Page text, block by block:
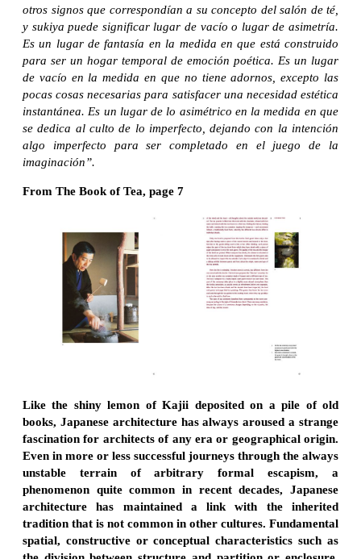
otros signos que correspondían a su concepto del salón de té,
y sukiya puede significar lugar de vacío o lugar de asimetría.
Es un lugar de fantasía en la medida en que está construido
para ser un hogar temporal de emoción poética. Es un lugar
de vacío en la medida en que no tiene adornos, excepto las
pocas cosas necesarias para satisfacer una necesidad estética
instantánea. Es un lugar de lo asimétrico en la medida en que
se dedica al culto de lo imperfecto, dejando con la intención
algo imperfecto para ser completado en el juego de la
imaginación”.
From The Book of Tea, page 7
Like the shiny lemon of Kajii deposited on a pile of old
books, Japanese architecture has always aroused a strange
fascination for architects of any era or geographical origin.
Even in more or less successful journeys through the always
unstable terrain of arbitrary formal escapism, a
phenomenon quite common in recent decades, Japanese
architecture has maintained a link with the inherited
tradition that is not common in other cultures. Fundamental
spatial, constructive or conceptual characteristics such as